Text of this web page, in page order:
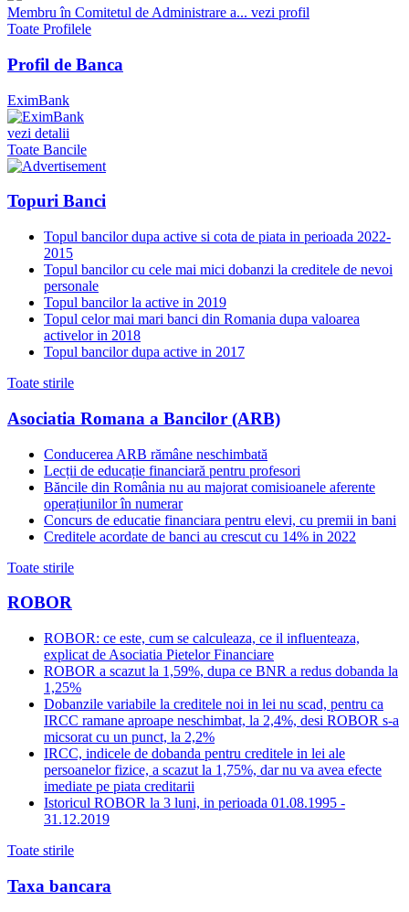
Membru în Comitetul de Administrare a... vezi profil
Toate Profilele
Profil de Banca
EximBank
vezi detalii
Toate Bancile
Topuri Banci
Topul bancilor dupa active si cota de piata in perioada 2022-
2015
Topul bancilor cu cele mai mici dobanzi la creditele de nevoi
personale
Topul bancilor la active in 2019
Topul celor mai mari banci din Romania dupa valoarea
activelor in 2018
Topul bancilor dupa active in 2017
Toate stirile
Asociatia Romana a Bancilor (ARB)
Conducerea ARB rămâne neschimbată
Lecții de educație financiară pentru profesori
Băncile din România nu au majorat comisioanele aferente
operațiunilor în numerar
Concurs de educatie financiara pentru elevi, cu premii in bani
Creditele acordate de banci au crescut cu 14% in 2022
Toate stirile
ROBOR
ROBOR: ce este, cum se calculeaza, ce il influenteaza,
explicat de Asociatia Pietelor Financiare
ROBOR a scazut la 1,59%, dupa ce BNR a redus dobanda la
1,25%
Dobanzile variabile la creditele noi in lei nu scad, pentru ca
IRCC ramane aproape neschimbat, la 2,4%, desi ROBOR s-a
micsorat cu un punct, la 2,2%
IRCC, indicele de dobanda pentru creditele in lei ale
persoanelor fizice, a scazut la 1,75%, dar nu va avea efecte
imediate pe piata creditarii
Istoricul ROBOR la 3 luni, in perioada 01.08.1995 -
31.12.2019
Toate stirile
Taxa bancara